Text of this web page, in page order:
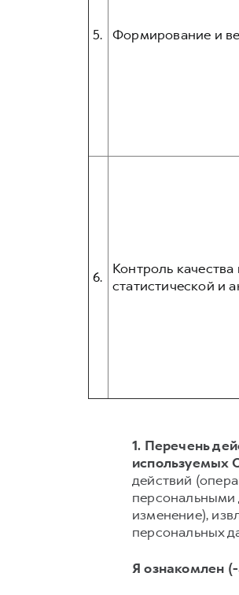
5. Формирование и
6.
Контроль
статистической и
1. Перечень
используемых
действий
персональными
изменение),
персональных
Я ознакомлен